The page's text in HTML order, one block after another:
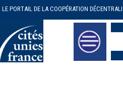
LE PORTAIL DE LA COOPÉRATION